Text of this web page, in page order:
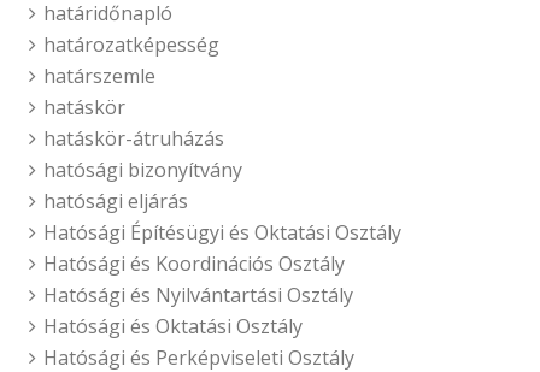
határidőnapló
határozatképesség
határszemle
hatáskör
hatáskör-átruházás
hatósági bizonyítvány
hatósági eljárás
Hatósági Építésügyi és Oktatási Osztály
Hatósági és Koordinációs Osztály
Hatósági és Nyilvántartási Osztály
Hatósági és Oktatási Osztály
Hatósági és Perképviseleti Osztály